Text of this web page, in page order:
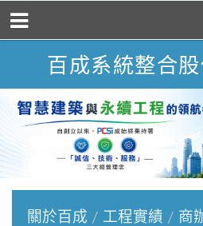
百成系統整合
關於百成 工程實績 商